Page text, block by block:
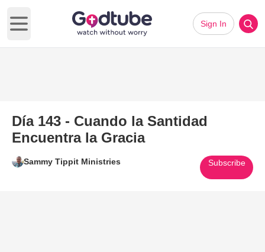
Open main menu
Sign In
Día 143 - Cuando la Santidad
Encuentra la Gracia
Sammy Tippit Ministries Subscribe